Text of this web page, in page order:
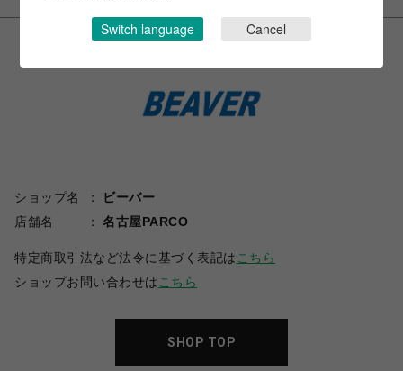
ショップ名
ビーバー
店舗名
名古屋PARCO
特定商取引法など法令に基づく表記は こちら
ショップお問い合わせは こちら
SHOP TOP
Switch language Cancel